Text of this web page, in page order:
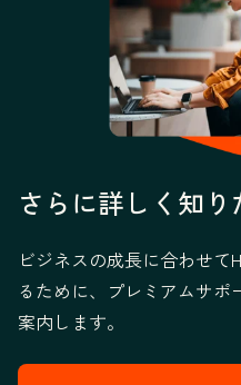
さらに詳しく知り
ビジネスの成長に合わせ
るために、プレミアムサ
案内します。